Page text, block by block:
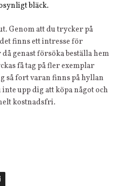
bläck.
Genom att du trycker på
finns ett intresse för
genast försöka beställa hem
få tag på fler exemplar
så fort varan finns på hyllan
upp dig att köpa något och
kostnadsfri.